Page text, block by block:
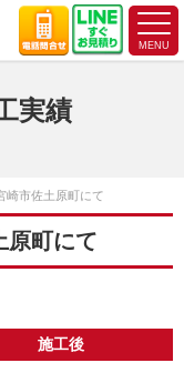
実績
崎市佐土原町にて
原町にて
施工後